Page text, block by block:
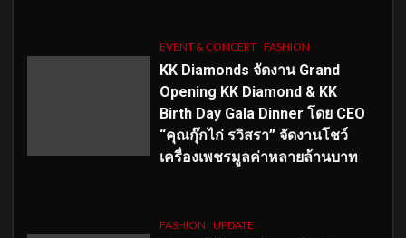
EVENT & CONCERT FASHION
KK Diamonds จัดงาน Grand
Opening KK Diamond & KK
Birth Day Gala Dinner โดย CEO
“คุณกุ๊กไก่ รวิสรา” จัดงานโชว์
เครื่องเพชรมูลค่าหลายล้านบาท
FASHION UPDATE